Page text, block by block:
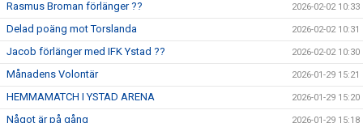
Rasmus Broman förlänger ?? 2026-02-02 10:33
Delad poäng mot Torslanda 2026-02-02 10:31
Jacob förlänger med IFK Ystad ?? 2026-02-02 10:30
Månadens Volontär 2026-01-29 15:21
HEMMAMATCH I YSTAD ARENA 2026-01-29 15:20
Något är på gång 2026-01-29 15:18